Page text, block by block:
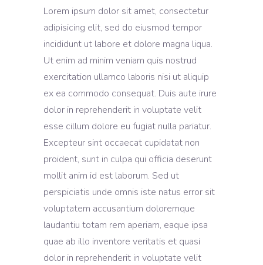
Lorem ipsum dolor sit amet, consectetur
adipisicing elit, sed do eiusmod tempor
incididunt ut labore et dolore magna liqua.
Ut enim ad minim veniam quis nostrud
exercitation ullamco laboris nisi ut aliquip
ex ea commodo consequat. Duis aute irure
dolor in reprehenderit in voluptate velit
esse cillum dolore eu fugiat nulla pariatur.
Excepteur sint occaecat cupidatat non
proident, sunt in culpa qui officia deserunt
mollit anim id est laborum. Sed ut
perspiciatis unde omnis iste natus error sit
voluptatem accusantium doloremque
laudantiu totam rem aperiam, eaque ipsa
quae ab illo inventore veritatis et quasi
dolor in reprehenderit in voluptate velit